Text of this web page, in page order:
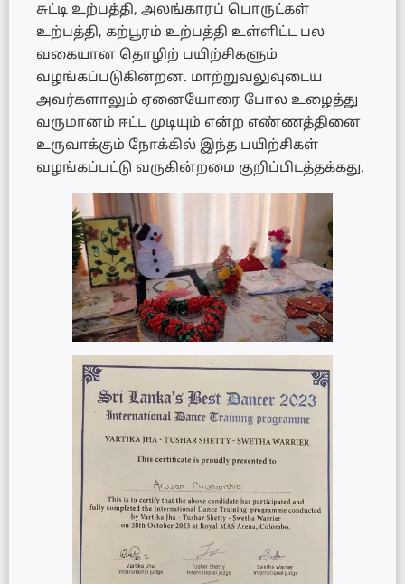
சுட்டி உற்பத்தி, அலங்காரப் பொருட்கள்
உற்பத்தி, கற்பூரம் உற்பத்தி உள்ளிட்ட பல
வகையான தொழிற் பயிற்சிகளும்
வழங்கப்படுகின்றன. மாற்றுவலுவுடைய
அவர்களாலும் ஏனையோரை போல உழைத்து
வருமானம் ஈட்ட முடியும் என்ற எண்ணத்தினை
உருவாக்கும் நோக்கில் இந்த பயிற்சிகள்
வழங்கப்பட்டு வருகின்றமை குறிப்பிடத்தக்கது.